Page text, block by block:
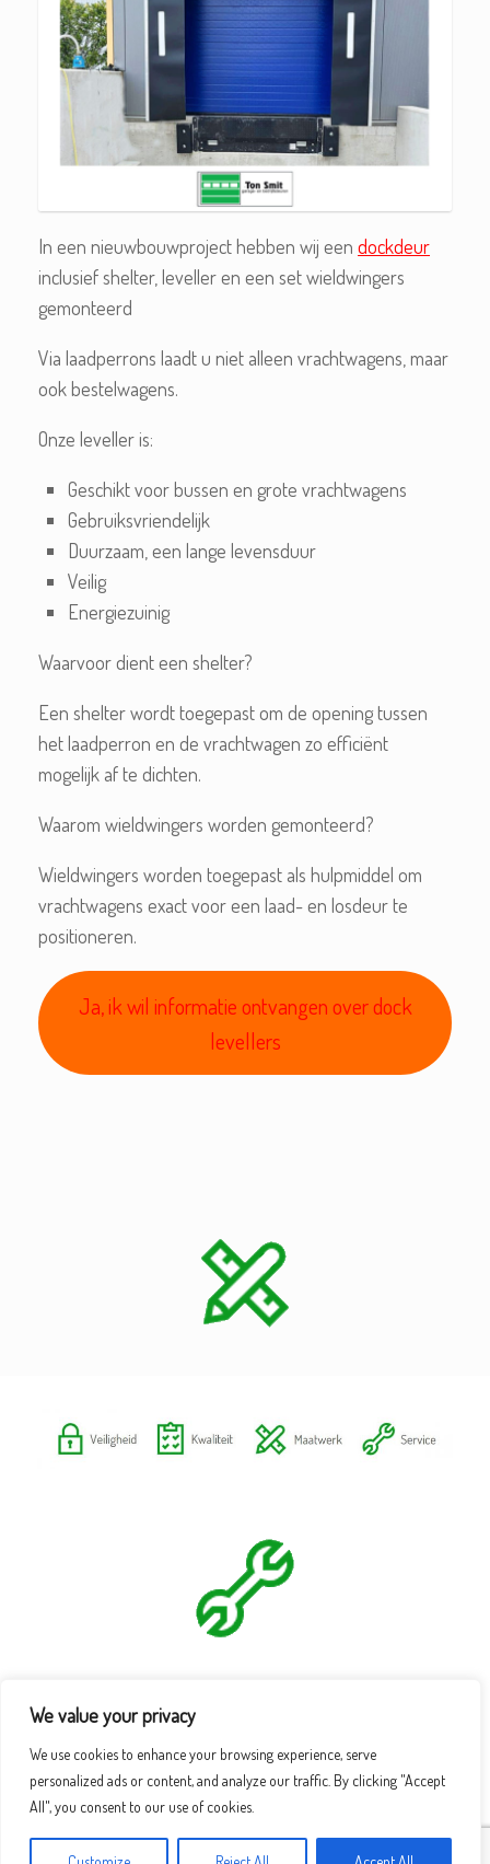
We value your privacy
We use cookies to enhance your browsing experience, serve
personalized ads or content, and analyze our traffic. By clicking "Accept
All", you consent to our use of cookies.
In een nieuwbouwproject hebben wij een dockdeur
inclusief shelter, leveller en een set wieldwingers
gemonteerd
Via laadperrons laadt u niet alleen vrachtwagens, maar
ook bestelwagens.
Onze leveller is:
Geschikt voor bussen en grote vrachtwagens
Gebruiksvriendelijk
Duurzaam, een lange levensduur
Veilig
Energiezuinig
Waarvoor dient een shelter?
Een shelter wordt toegepast om de opening tussen
het laadperron en de vrachtwagen zo efficiënt
mogelijk af te dichten.
Waarom wieldwingers worden gemonteerd?
Wieldwingers worden toegepast als hulpmiddel om
vrachtwagens exact voor een laad- en losdeur te
positioneren.
Ja, ik wil informatie ontvangen over dock
levellers